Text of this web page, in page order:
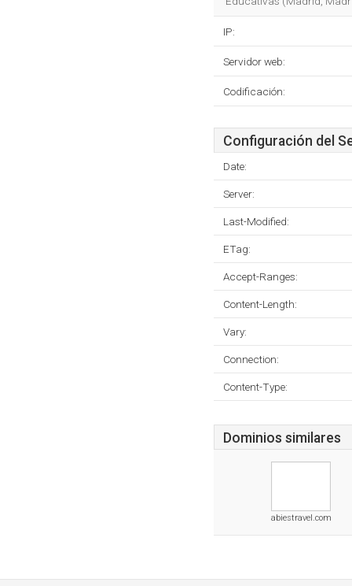
IP:
Servidor web:
Codificación:
Configuración del
Date:
Server:
Last-Modified:
ETag:
Accept-Ranges:
Content-Length:
Vary:
Connection:
Content-Type:
Dominios similares
abiestravel.com